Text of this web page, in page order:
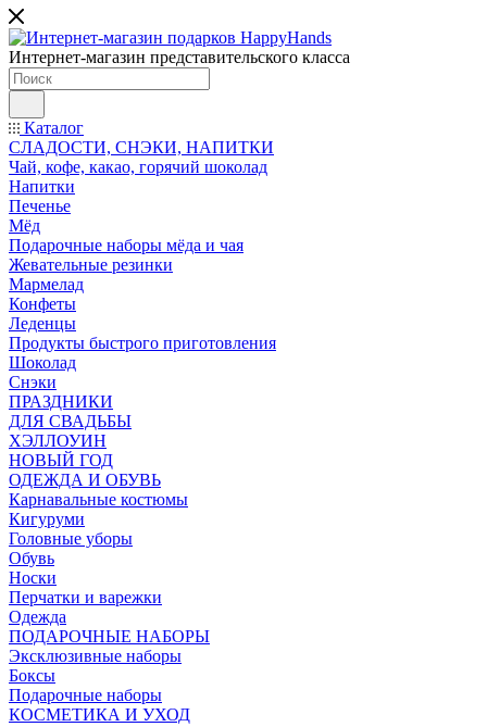
Интернет-магазин представительского класса
Каталог
СЛАДОСТИ, СНЭКИ, НАПИТКИ
Чай, кофе, какао, горячий шоколад
Напитки
Печенье
Мёд
Подарочные наборы мёда и чая
Жевательные резинки
Мармелад
Конфеты
Леденцы
Продукты быстрого приготовления
Шоколад
Снэки
ПРАЗДНИКИ
ДЛЯ СВАДЬБЫ
ХЭЛЛОУИН
НОВЫЙ ГОД
ОДЕЖДА И ОБУВЬ
Карнавальные костюмы
Кигуруми
Головные уборы
Обувь
Носки
Перчатки и варежки
Одежда
ПОДАРОЧНЫЕ НАБОРЫ
Эксклюзивные наборы
Боксы
Подарочные наборы
КОСМЕТИКА И УХОД